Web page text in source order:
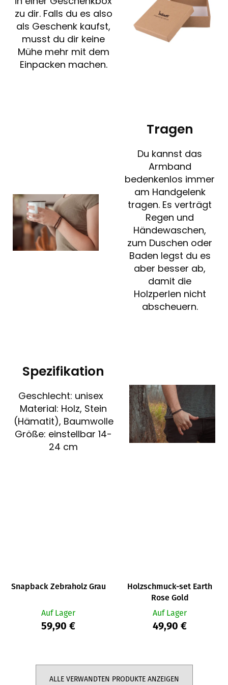
zu dir. Falls du es also
als Geschenk kaufst,
musst du dir keine
Mühe mehr mit dem
Einpacken machen.
Tragen
Du kannst das
Armband
bedenkenlos immer
am Handgelenk
tragen. Es verträgt
Regen und
Händewaschen,
zum Duschen oder
Baden legst du es
aber besser ab,
damit die
Holzperlen nicht
abscheuern.
Spezifikation
Geschlecht: unisex
Material: Holz, Stein
(Hämatit), Baumwolle
Größe: einstellbar 14-
24 cm
Snapback Zebraholz Grau
Auf Lager
59,90 €
Holzschmuck-set Earth
Rose Gold
Auf Lager
49,90 €
ALLE VERWANDTEN PRODUKTE ANZEIGEN